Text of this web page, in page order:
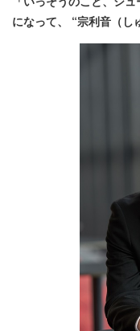
になって、 “宗利音（し